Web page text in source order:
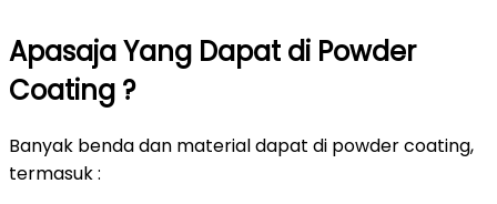
Apasaja Yang Dapat di Powder
Coating ?
Banyak benda dan material dapat di powder coating,
termasuk :